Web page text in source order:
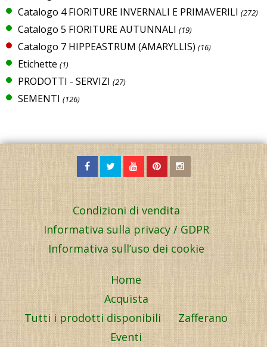
Catalogo 4 FIORITURE INVERNALI E PRIMAVERILI (272)
Catalogo 5 FIORITURE AUTUNNALI (19)
Catalogo 7 HIPPEASTRUM (AMARYLLIS) (16)
Etichette (1)
PRODOTTI - SERVIZI (27)
SEMENTI (126)
Condizioni di vendita
Informativa sulla privacy / GDPR
Informativa sull’uso dei cookie
Home
Acquista
Tutti i prodotti disponibili
Zafferano
Eventi